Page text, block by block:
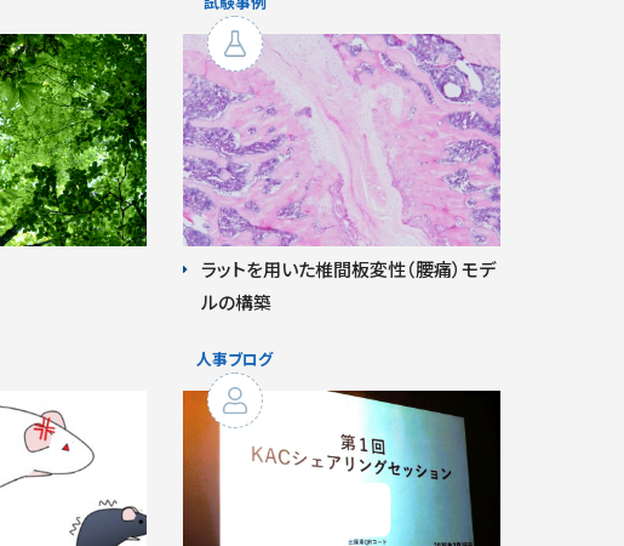
ラットを用いた椎間板変性（腰痛）モデ
ルの構築